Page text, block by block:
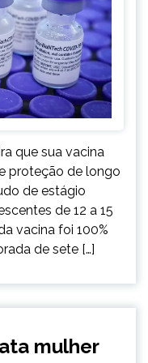
que sua vacina
proteção de longo
de estágio
de 12 a 15
vacina foi 100%
de sete […]
mulher